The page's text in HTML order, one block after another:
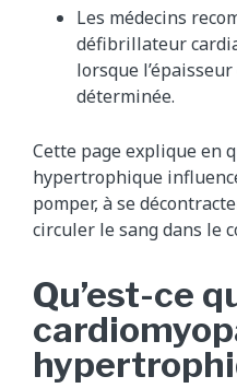
Les médecins
défibrillateur
lorsque
déterminée.
Cette page explique en
hypertrophique
pomper, à se
circuler le sang dans le
Qu’est-ce